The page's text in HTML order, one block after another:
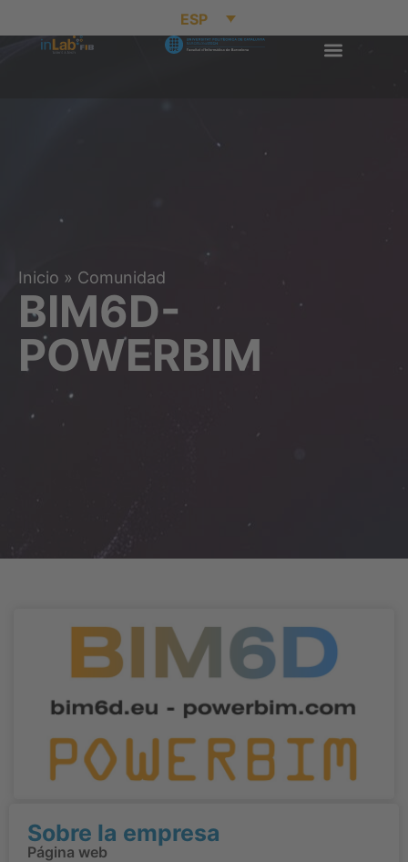
ESP
Inicio » Comunidad
BIM6D-
POWERBIM
Sobre la empresa
Página web